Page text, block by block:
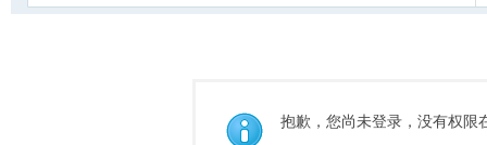
抱歉，您尚未登录，没有权限